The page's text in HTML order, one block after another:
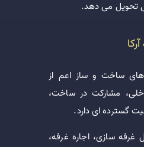
تحویل می دهد.
های ساخت و ساز اعم از
مشارکت در ساخت،
گسترده ای دارد.
غرفه سازی، اجاره غرفه،